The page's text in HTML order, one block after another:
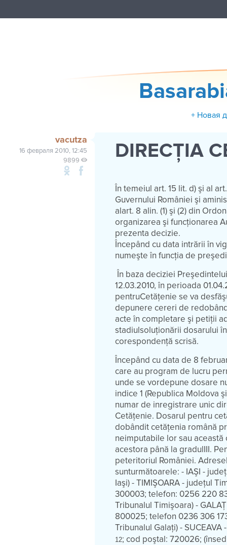
+ Новая
vacutza
16 февраля 2010, 12:45
9899
DIRECȚIA
În temeiul art. 15 lit. d) şi al
Guvernului României şi
alart. 8 alin. (1) şi (2) din
organizarea şi funcţionarea
prezenta decizie.
Începând cu data intrării în
numeşte în funcţia de
În baza deciziei
12.03.2010, în perioada
pentruCetăţenie se va
depunere cereri de
acte în completare şi petiţii
stadiulsoluţionării dosarului
corespondenţă scrisă.
Începând cu data de 8
care au program de lucru
unde se vordepune dosare
indice 1 (Republica Moldova
numar de inregistrare unic
Cetăţenie. Dosarul pentru
dobândit cetăţenia română
neimputabile lor sau
acestora până la gradulIII.
peteritoriul României.
sunturmătoarele: - IAŞI -
Iaşi) - TIMIŞOARA - judeţul
300003; telefon: 0256 220
Tribunalul Timişoara) -
800025; telefon 0236 306
Tribunalul Galaţi) -
12; cod poştal: 720026;